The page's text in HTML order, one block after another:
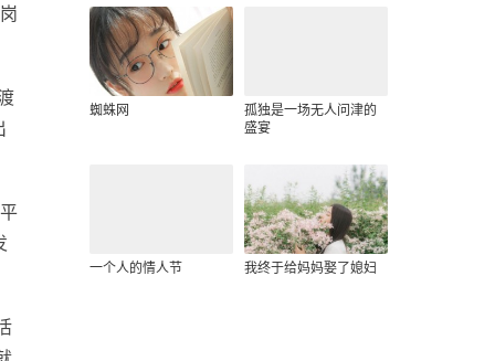
蜘蛛网
孤独是一场无人问津的
盛宴
一个人的情人节 我终于给妈妈娶了媳妇